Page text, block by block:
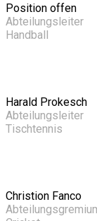
Position offen
Abteilungsleiter
Handball
Harald Prokesch
Abteilungsleiter
Tischtennis
Christion Fanco